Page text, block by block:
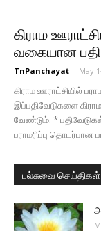
கிராம
வகையான
TnPanchayat - May
கிராம ஊராட்சியில்
இப்பதிவேடுகளை
வேண்டும். *
பராமரிப்பு தொடர்பான
பல்சுவை செய்திகள்